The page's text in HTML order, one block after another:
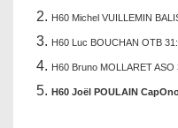
H60 Michel VUILLEMIN
H60 Luc BOUCHAN OTB
H60 Bruno MOLLARET ASO
H60 Joël POULAIN